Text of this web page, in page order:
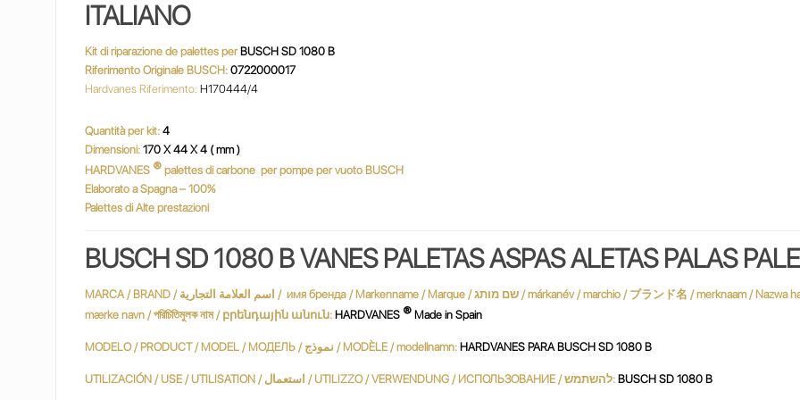
ITALIANO
Kit di riparazione de palettes perBUSCH SD 1080 B
Riferimento Originale BUSCH:0722000017
Hardvanes Riferimento: H170444/4
Quantità per kit:4
Dimensioni: 170 X 44 X 4 ( mm )
HARDVANES ®palettes di carbone per pompe per vuoto BUSCH
Elaborato a Spagna – 100%
Palettes di Alte prestazioni
BUSCH SD 1080 BVANES PALETAS ASPAS ALETAS PALAS
MARCA / BRAND / اسم العلامة التجارية / имя бренда / Markenname / Marque / שם מותג / márkanév / marchio / ブランド名 / merknaam / Nazwa handlowa / nume de marcă / varumärke / marka adı / Марка /
mærke navn / পরিচিতিমুলক নাম / բրենդային անուն: HARDVANES ®Made in Spain
MODELO / PRODUCT / MODEL / МОДЕЛЬ / نموذج / MODÈLE / modellnamn: HARDVANES PARA BUSCH SD 1080 B
UTILIZACIÓN / USE / UTILISATION / استعمال / UTILIZZO / VERWENDUNG / ИСПОЛЬЗОВАНИЕ / להשתמש: BUSCH SD 1080 B